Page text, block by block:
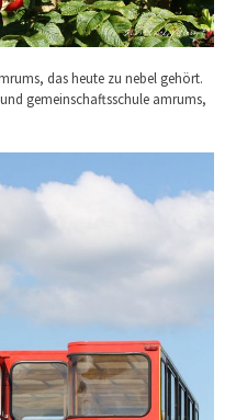
das heute zu nebel gehört.
gemeinschaftsschule amrums,